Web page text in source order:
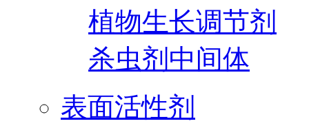
植物生长调节剂
杀虫剂中间体
表面活性剂